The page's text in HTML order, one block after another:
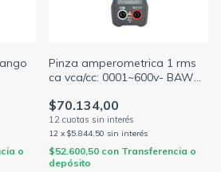
o
Pinza amperometrica 1 rms
ca vca/cc: 0001~600v- BAW
$70.134,00
12 x $5.844,50 sin interés
$52.600,50 con Transferencia o
depósito